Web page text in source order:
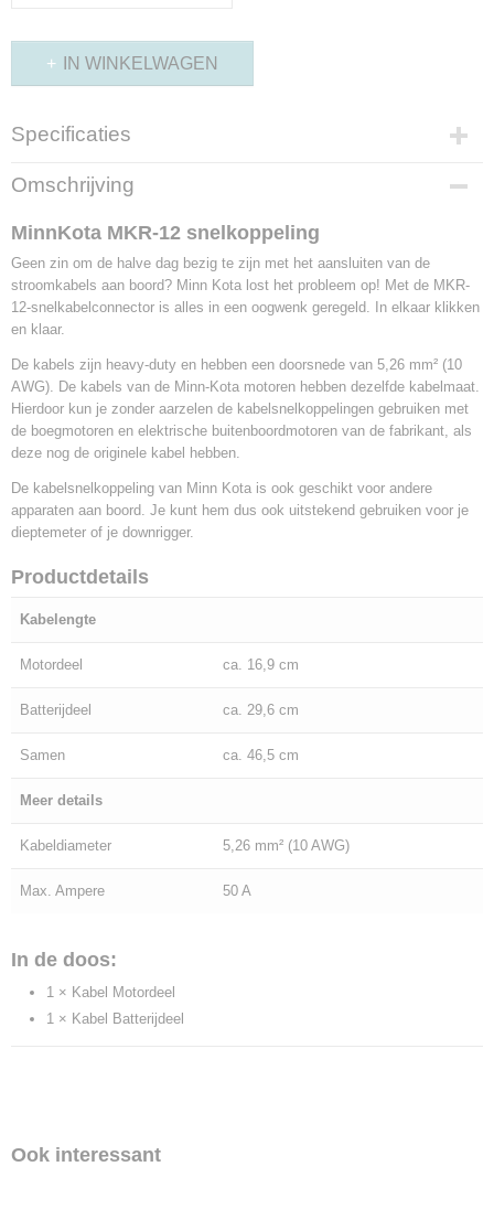
IN WINKELWAGEN
Specificaties
Productcode leverancier
901244
Omschrijving
MinnKota MKR-12 snelkoppeling
Geen zin om de halve dag bezig te zijn met het aansluiten van de
stroomkabels aan boord? Minn Kota lost het probleem op! Met de MKR-
12-snelkabelconnector is alles in een oogwenk geregeld. In elkaar klikken
en klaar.
De kabels zijn heavy-duty en hebben een doorsnede van 5,26 mm² (10
AWG). De kabels van de Minn-Kota motoren hebben dezelfde kabelmaat.
Hierdoor kun je zonder aarzelen de kabelsnelkoppelingen gebruiken met
de boegmotoren en elektrische buitenboordmotoren van de fabrikant, als
deze nog de originele kabel hebben.
De kabelsnelkoppeling van Minn Kota is ook geschikt voor andere
apparaten aan boord. Je kunt hem dus ook uitstekend gebruiken voor je
dieptemeter of je downrigger.
Productdetails
Kabelengte
Motordeel ca. 16,9 cm
Batterijdeel ca. 29,6 cm
Samen ca. 46,5 cm
Meer details
Kabeldiameter 5,26 mm² (10 AWG)
Max. Ampere 50 A
In de doos:
1 × Kabel Motordeel
1 × Kabel Batterijdeel
Ook interessant